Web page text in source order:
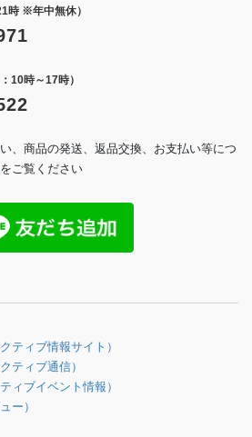
時 ※年中無休）
10時～17時）
、商品の発送、返品交換、お支払い等につ
をご覧ください
ティブ情報サイト）
ティブ通信）
ィブイベント情報）
ー）